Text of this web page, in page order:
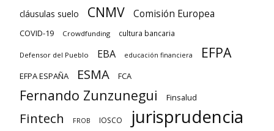
cláusulas suelo CNMV Comisión Europea
COVID-19 Crowdfunding cultura bancaria
Defensor del Pueblo EBA educación financiera EFPA
EFPA ESPAÑA ESMA FCA
Fernando Zunzunegui Finsalud
Fintech FROB IOSCO jurisprudencia